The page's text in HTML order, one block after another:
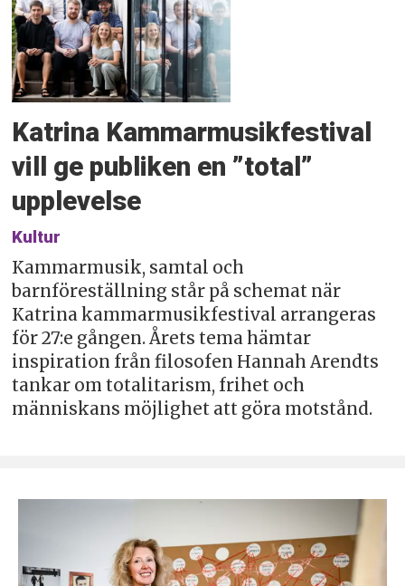
Katrina Kammarmusikfestival
vill ge publiken en ”total”
upplevelse
Kultur
Kammarmusik, samtal och
barnföreställning står på schemat när
Katrina kammarmusikfestival arrangeras
för 27:e gången. Årets tema hämtar
inspiration från filosofen Hannah Arendts
tankar om totalitarism, frihet och
människans möjlighet att göra motstånd.